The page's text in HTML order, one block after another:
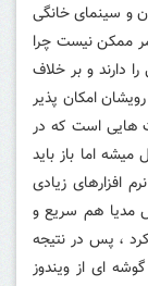
و سینمای خانگی
ممکن نیست چرا
دارند و بر خلاف
امکان پذیر
هایی است که در
اما باز باید
افزارهای زیادی
مدیا هم سریع و
، پس در نتیجه
ای از ویندوز